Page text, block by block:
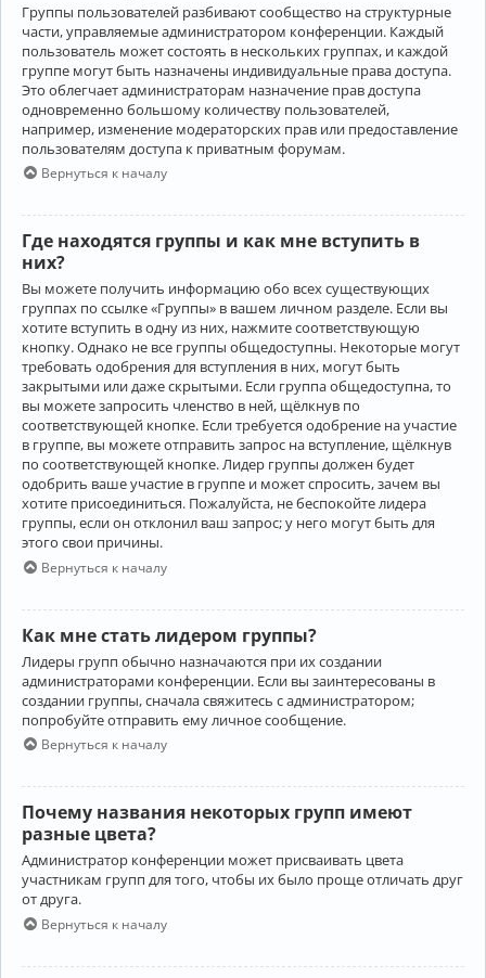
Группы пользователей разбивают сообщество на структурные
части, управляемые администратором конференции. Каждый
пользователь может состоять в нескольких группах, и каждой
группе могут быть назначены индивидуальные права доступа.
Это облегчает администраторам назначение прав доступа
одновременно большому количеству пользователей,
например, изменение модераторских прав или предоставление
пользователям доступа к приватным форумам.
Вернуться к началу
Где находятся группы и как мне вступить в
них?
Вы можете получить информацию обо всех существующих
группах по ссылке «Группы» в вашем личном разделе. Если вы
хотите вступить в одну из них, нажмите соответствующую
кнопку. Однако не все группы общедоступны. Некоторые могут
требовать одобрения для вступления в них, могут быть
закрытыми или даже скрытыми. Если группа общедоступна, то
вы можете запросить членство в ней, щёлкнув по
соответствующей кнопке. Если требуется одобрение на участие
в группе, вы можете отправить запрос на вступление, щёлкнув
по соответствующей кнопке. Лидер группы должен будет
одобрить ваше участие в группе и может спросить, зачем вы
хотите присоединиться. Пожалуйста, не беспокойте лидера
группы, если он отклонил ваш запрос; у него могут быть для
этого свои причины.
Вернуться к началу
Как мне стать лидером группы?
Лидеры групп обычно назначаются при их создании
администраторами конференции. Если вы заинтересованы в
создании группы, сначала свяжитесь с администратором;
попробуйте отправить ему личное сообщение.
Вернуться к началу
Почему названия некоторых групп имеют
разные цвета?
Администратор конференции может присваивать цвета
участникам групп для того, чтобы их было проще отличать друг
от друга.
Вернуться к началу